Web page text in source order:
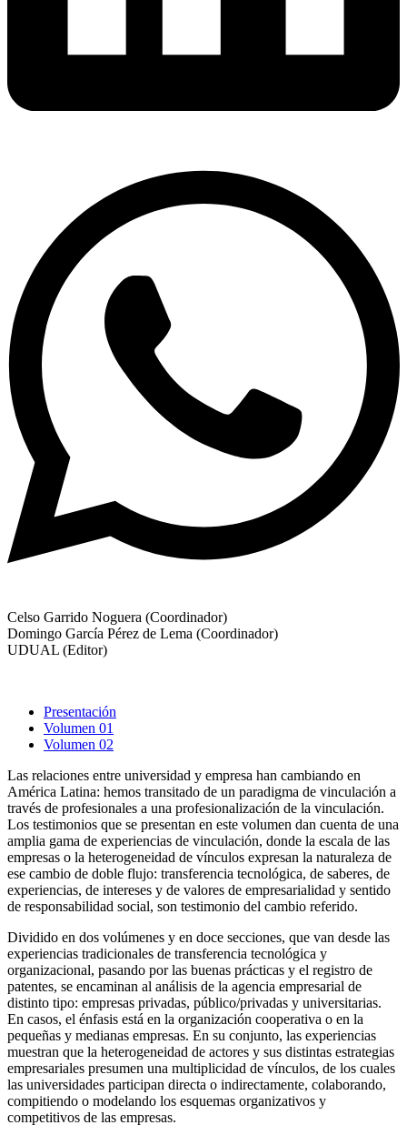
Celso Garrido Noguera (Coordinador)
Domingo García Pérez de Lema (Coordinador)
UDUAL (Editor)
Presentación
Volumen 01
Volumen 02
Las relaciones entre universidad y empresa han cambiando en
América Latina: hemos transitado de un paradigma de vinculación a
través de profesionales a una profesionalización de la vinculación.
Los testimonios que se presentan en este volumen dan cuenta de una
amplia gama de experiencias de vinculación, donde la escala de las
empresas o la heterogeneidad de vínculos expresan la naturaleza de
ese cambio de doble flujo: transferencia tecnológica, de saberes, de
experiencias, de intereses y de valores de empresarialidad y sentido
de responsabilidad social, son testimonio del cambio referido.
Dividido en dos volúmenes y en doce secciones, que van desde las
experiencias tradicionales de transferencia tecnológica y
organizacional, pasando por las buenas prácticas y el registro de
patentes, se encaminan al análisis de la agencia empresarial de
distinto tipo: empresas privadas, público/privadas y universitarias.
En casos, el énfasis está en la organización cooperativa o en la
pequeñas y medianas empresas. En su conjunto, las experiencias
muestran que la heterogeneidad de actores y sus distintas estrategias
empresariales presumen una multiplicidad de vínculos, de los cuales
las universidades participan directa o indirectamente, colaborando,
compitiendo o modelando los esquemas organizativos y
competitivos de las empresas.